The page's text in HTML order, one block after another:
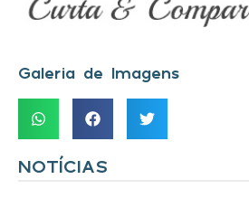
Galeria de Imagens
NOTÍCIAS